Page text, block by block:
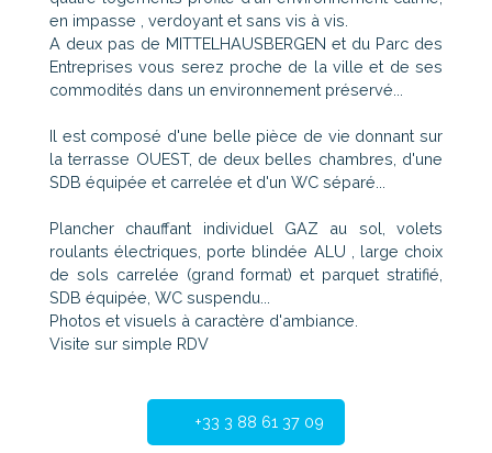
en impasse , verdoyant et sans vis à vis.
A deux pas de MITTELHAUSBERGEN et du Parc des
Entreprises vous serez proche de la ville et de ses
commodités dans un environnement préservé...
Il est composé d'une belle pièce de vie donnant sur
la terrasse OUEST, de deux belles chambres, d'une
SDB équipée et carrelée et d'un WC séparé...
Plancher chauffant individuel GAZ au sol, volets
roulants électriques, porte blindée ALU , large choix
de sols carrelée (grand format) et parquet stratifié,
SDB équipée, WC suspendu...
Photos et visuels à caractère d'ambiance.
Visite sur simple RDV
+33 3 88 61 37 09